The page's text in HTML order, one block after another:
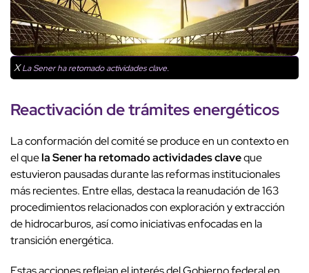
XLa Sener ha retomado actividades clave.
Reactivación de trámites energéticos
La conformación del comité se produce en un contexto en
el quela Sener ha retomado actividades claveque
estuvieron pausadas durante las reformas institucionales
más recientes. Entre ellas, destaca la reanudación de 163
procedimientos relacionados con exploración y extracción
de hidrocarburos, así como iniciativas enfocadas en la
transición energética.